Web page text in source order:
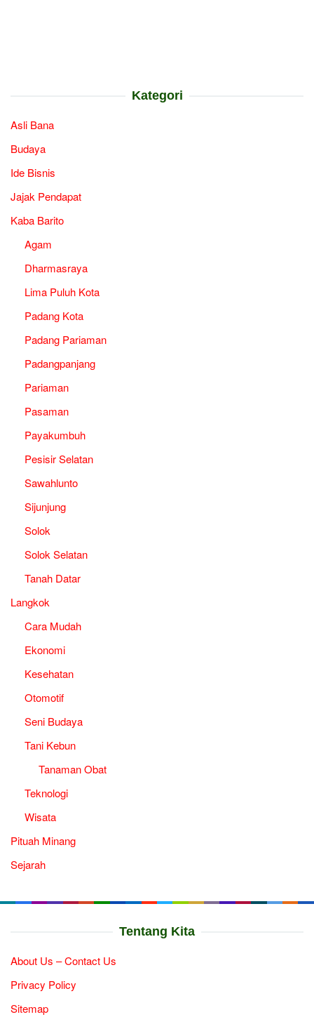
Kategori
Asli Bana
Budaya
Ide Bisnis
Jajak Pendapat
Kaba Barito
Agam
Dharmasraya
Lima Puluh Kota
Padang Kota
Padang Pariaman
Padangpanjang
Pariaman
Pasaman
Payakumbuh
Pesisir Selatan
Sawahlunto
Sijunjung
Solok
Solok Selatan
Tanah Datar
Langkok
Cara Mudah
Ekonomi
Kesehatan
Otomotif
Seni Budaya
Tani Kebun
Tanaman Obat
Teknologi
Wisata
Pituah Minang
Sejarah
Tentang Kita
About Us – Contact Us
Privacy Policy
Sitemap